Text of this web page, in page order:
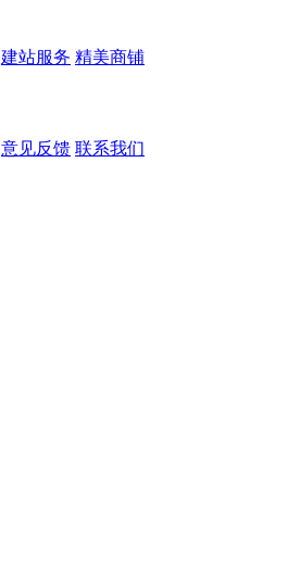
建站服务 精美商铺
意见反馈 联系我们